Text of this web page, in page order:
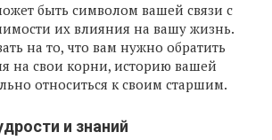
быть символом вашей связи с
их влияния на вашу жизнь.
на то, что вам нужно обратить
на свои корни, историю вашей
относиться к своим старшим.
и знаний